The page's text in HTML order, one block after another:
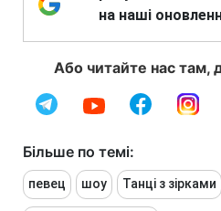
на наші
Або читайте нас там,
Більше по темі:
певец шоу Танці з зірками